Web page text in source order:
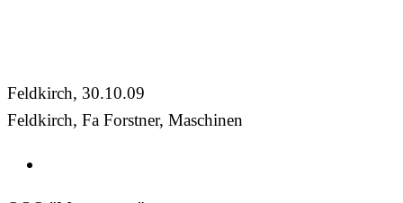
Feldkirch, 30.10.09
Feldkirch, Fa Forstner, Maschinen